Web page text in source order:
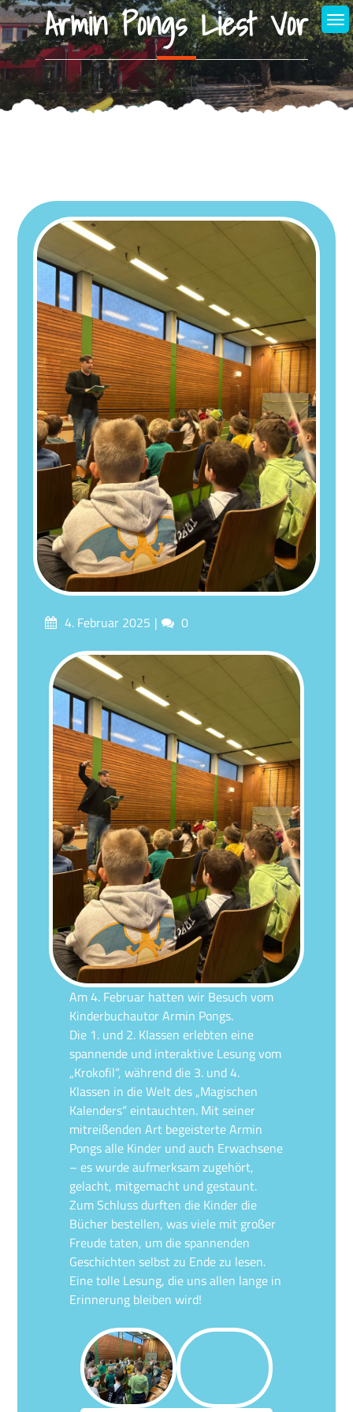
Skip
to
content Armin Pongs Liest Vor
Posted4. Februar 2025 Comments
0
Am 4. Februar hatten wir Besuch vom
Kinderbuchautor Armin Pongs.
Die 1. und 2. Klassen erlebten eine
spannende und interaktive Lesung vom
„Krokofil“, während die 3. und 4.
Klassen in die Welt des „Magischen
Kalenders“ eintauchten. Mit seiner
mitreißenden Art begeisterte Armin
Pongs alle Kinder und auch Erwachsene
– es wurde aufmerksam zugehört,
gelacht, mitgemacht und gestaunt.
Zum Schluss durften die Kinder die
Bücher bestellen, was viele mit großer
Freude taten, um die spannenden
Geschichten selbst zu Ende zu lesen.
Eine tolle Lesung, die uns allen lange in
Erinnerung bleiben wird!